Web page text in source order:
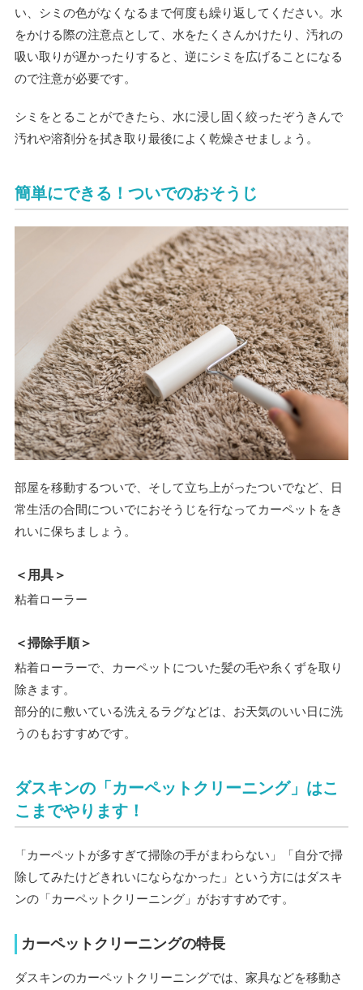
い、シミの色がなくなるまで何度も繰り返してください。水
をかける際の注意点として、水をたくさんかけたり、汚れの
吸い取りが遅かったりすると、逆にシミを広げることになる
ので注意が必要です。
シミをとることができたら、水に浸し固く絞ったぞうきんで
汚れや溶剤分を拭き取り最後によく乾燥させましょう。
簡単にできる！ついでのおそうじ
部屋を移動するついで、そして立ち上がったついでなど、日
常生活の合間についでにおそうじを行なってカーペットをき
れいに保ちましょう。
＜用具＞
粘着ローラー
＜掃除手順＞
粘着ローラーで、カーペットについた髪の毛や糸くずを取り
除きます。
部分的に敷いている洗えるラグなどは、お天気のいい日に洗
うのもおすすめです。
ダスキンの「カーペットクリーニング」はこ
こまでやります！
「カーペットが多すぎて掃除の手がまわらない」「自分で掃
除してみたけどきれいにならなかった」という方にはダスキ
ンの「カーペットクリーニング」がおすすめです。
カーペットクリーニングの特長
ダスキンのカーペットクリーニングでは、家具などを移動さ